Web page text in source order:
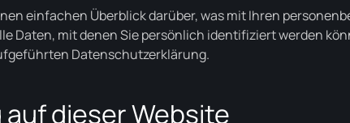
einfachen Überblick darüber, was mit Ihren
Daten, mit denen Sie persönlich identifiziert werden
Datenschutzerklärung.
dieser Website